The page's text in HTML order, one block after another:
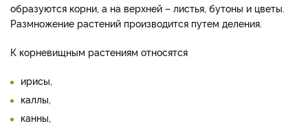
образуются корни, а на верхней – листья, бутоны и цветы.
Размножение растений производится путем деления.
К корневищным растениям относятся
ирисы,
каллы,
канны,